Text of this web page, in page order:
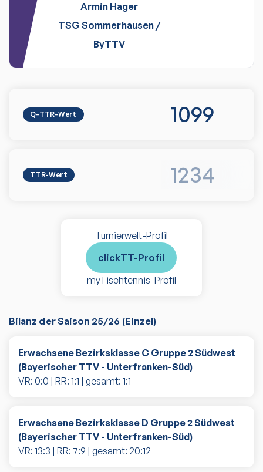
Armin Hager
TSG Sommerhausen/
ByTTV
Q-TTR-Wert 1099
TTR-Wert 1234
Turnierwelt-Profil
clickTT-Profil
myTischtennis-Profil
Bilanz der Saison 25/26 (Einzel)
Erwachsene Bezirksklasse C Gruppe 2 Südwest
(Bayerischer TTV - Unterfranken-Süd)
VR: 0:0 | RR: 1:1 | gesamt: 1:1
Erwachsene Bezirksklasse D Gruppe 2 Südwest
(Bayerischer TTV - Unterfranken-Süd)
VR: 13:3 | RR: 7:9 | gesamt: 20:12